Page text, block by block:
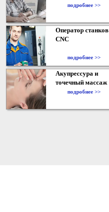
подробнее >>
Оператор станков
CNC
подробнее >>
Акупрессура и
точечный массаж
подробнее >>